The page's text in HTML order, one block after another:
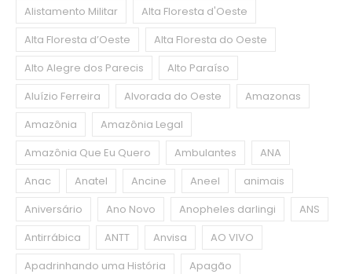
Alistamento Militar
Alta Floresta d'Oeste
Alta Floresta d’Oeste
Alta Floresta do Oeste
Alto Alegre dos Parecis
Alto Paraíso
Aluízio Ferreira
Alvorada do Oeste
Amazonas
Amazônia
Amazônia Legal
Amazônia Que Eu Quero
Ambulantes
ANA
Anac
Anatel Ancine Aneel
animais
Aniversário
Ano Novo Anopheles darlingi
ANS
Antirrábica
ANTT Anvisa
AO VIVO
Apadrinhando uma História
Apagão